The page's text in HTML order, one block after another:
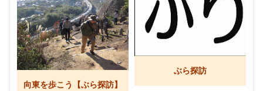
ぶら探訪
向東を歩こう【ぶら探訪】